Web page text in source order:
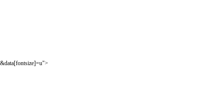
&data[fontsize]=u">